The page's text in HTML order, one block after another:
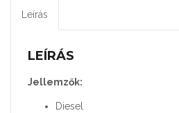
Leírás
LEÍRÁS
Jellemzők:
Diesel